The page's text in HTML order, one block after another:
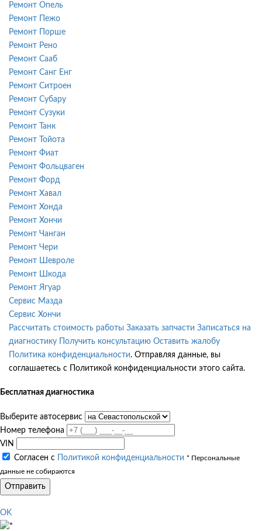
Ремонт Опель
Ремонт Пежо
Ремонт Порше
Ремонт Рено
Ремонт Сааб
Ремонт Санг Енг
Ремонт Ситроен
Ремонт Субару
Ремонт Сузуки
Ремонт Танк
Ремонт Тойота
Ремонт Фиат
Ремонт Фольцваген
Ремонт Форд
Ремонт Хавал
Ремонт Хонда
Ремонт Хончи
Ремонт Чанган
Ремонт Чери
Ремонт Шевроле
Ремонт Шкода
Ремонт Ягуар
Сервис Мазда
Сервис Хончи
Рассчитать стоимость работы Заказать запчасти Записаться на
диагностику
Получить консультацию Оставить жалобу
Политика конфиденциальности. Отправляя данные, вы
соглашаетесь с Политикой конфиденциальности этого сайта.
Бесплатная диагностика
Выберите автосервис
Номер телефона
VIN
Согласен с
Политикой конфиденциальности * Персональные
данные не собираются
Отправить
OK